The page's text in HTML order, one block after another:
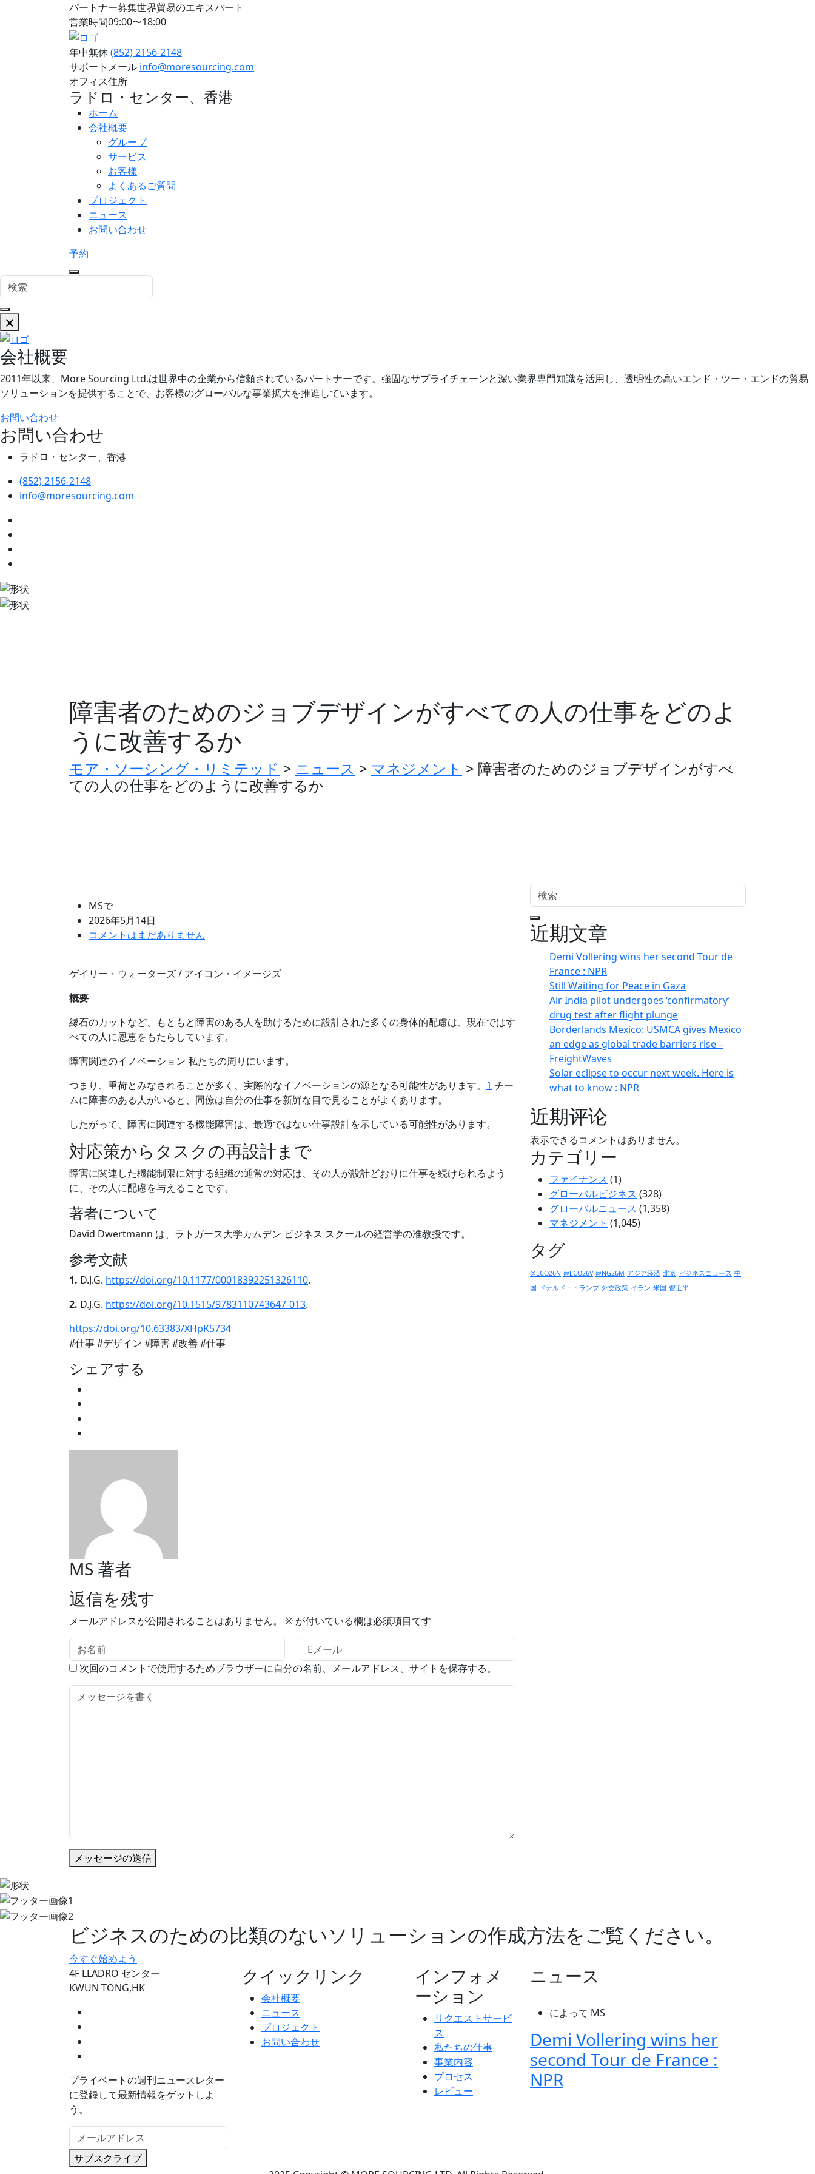
パートナー募集世界貿易のエキスパート
営業時間09:00〜18:00
年中無休(852) 2156-2148
サポートメール info@moresourcing.com
オフィス住所
ラドロ・センター、香港
ホーム
会社概要
グループ
サービス
お客様
よくあるご質問
プロジェクト
ニュース
お問い合わせ
予約
会社概要
2011年以来、More Sourcing Ltd.は世界中の企業から信頼されているパートナーです。強固なサプライチェーンと深い業界専門知識を活用し、透明性の高いエンド・ツー・エンドの貿易
ソリューションを提供することで、お客様のグローバルな事業拡大を推進しています。
お問い合わせ
お問い合わせ
ラドロ・センター、香港
(852) 2156-2148
info@moresourcing.com
障害者のためのジョブデザインがすべての人の仕事をどのよ
うに改善するか
モア・ソーシング・リミテッド > ニュース > マネジメント > 障害者のためのジョブデザインがすべ
ての人の仕事をどのように改善するか
MSで
2026年5月14日
コメントはまだありません
ゲイリー・ウォーターズ / アイコン・イメージズ
概要
縁石のカットなど、もともと障害のある人を助けるために設計された多くの身体的配慮は、現在ではす
べての人に恩恵をもたらしています。
障害関連のイノベーション 私たちの周りにいます。
つまり、重荷とみなされることが多く、実際的なイノベーションの源となる可能性があります。 1 チー
ムに障害のある人がいると、同僚は自分の仕事を新鮮な目で見ることがよくあります。
したがって、障害に関連する機能障害は、最適ではない仕事設計を示している可能性があります。
対応策からタスクの再設計まで
障害に関連した機能制限に対する組織の通常の対応は、その人が設計どおりに仕事を続けられるよう
に、その人に配慮を与えることです。
著者について
David Dwertmann は、ラトガース大学カムデン ビジネス スクールの経営学の准教授です。
参考文献
1. D.J.G. https://doi.org/10.1177/00018392251326110.
2. D.J.G. https://doi.org/10.1515/9783110743647-013.
https://doi.org/10.63383/XHpK5734
#仕事 #デザイン #障害 #改善 #仕事
シェアする
MS 著者
返信を残す
メールアドレスが公開されることはありません。 ※ が付いている欄は必須項目です
次回のコメントで使用するためブラウザーに自分の名前、メールアドレス、サイトを保存する。
メッセージの送信
近期文章
Demi Vollering wins her second Tour de
France : NPR
Still Waiting for Peace in Gaza
Air India pilot undergoes ‘confirmatory’
drug test after flight plunge
Borderlands Mexico: USMCA gives Mexico
an edge as global trade barriers rise –
FreightWaves
Solar eclipse to occur next week. Here is
what to know : NPR
近期评论
表示できるコメントはありません。
カテゴリー
ファイナンス (1)
グローバルビジネス (328)
グローバルニュース (1,358)
マネジメント (1,045)
タグ
@LCO26N @LCO26V @NG26M アジア経済 北京 ビジネスニュース 中
国
ドナルド・トランプ 外交政策 イラン 米国 習近平
ビジネスのための比類のないソリューションの作成方法をご覧ください。
今すぐ始めよう
4F LLADRO センター
KWUN TONG,HK
プライベートの週刊ニュースレター
に登録して最新情報をゲットしよ
う。
サブスクライブ
クイックリンク
会社概要
ニュース
プロジェクト
お問い合わせ
インフォメ
ーション
リクエストサービ
ス
私たちの仕事
事業内容
プロセス
レビュー
ニュース
によって MS
Demi Vollering wins her
second Tour de France :
NPR